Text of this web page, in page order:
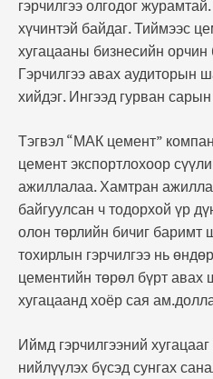
гэрчилгээ олгодог
хүчинтэй байдаг. Тиймээс
хугацааны бизнесийн орчин
Гэрчилгээ авах аудиторын
хийдэг. Ингээд гурван
Тэгвэл “МАК цемент”
цемент экспортлохоор
ажиллалаа. Хамтран
байгуулсан ч тодорхой үр
олон төрлийн бичиг
тохирлын гэрчилгээ нь
цементийн төрөл бүрт авах
хугацаанд хоёр сая
Иймд гэрчилгээний
нийлүүлэх бүсэд сунгах